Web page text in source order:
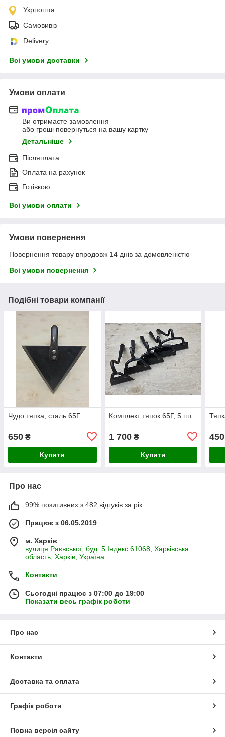
Укрпошта
Самовивіз
Delivery
Всі умови доставки
Умови оплати
Ви отримаєте замовлення
або гроші повернуться на вашу картку
Детальніше
Післяплата
Оплата на рахунок
Готівкою
Всі умови оплати
Умови повернення
Повернення товару впродовж 14 днів за домовленістю
Всі умови повернення
Подібні товари компанії
Чудо тяпка, сталь 65Г
650 ₴
Купити
Комплект тяпок 65Г, 5 шт
1 700₴
Купити
450
Про нас
99% позитивних з 482 відгуків за рік
Працює з 06.05.2019
м. Харків
вулиця Раєвської, буд. 5 Індекс 61068, Харківська
область, Харків, Україна
Контакти
Сьогодні працює з 07:00 до 19:00
Показати весь графік роботи
Про нас
Контакти
Доставка та оплата
Графік роботи
Повна версія сайту